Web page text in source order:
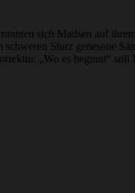
sich Madsen auf
Sturz genesene
„Wo es beginnt“